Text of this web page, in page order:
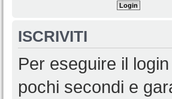
ISCRIVITI
Per eseguire il
pochi secondi e